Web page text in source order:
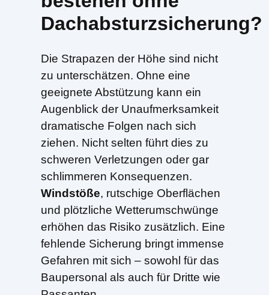
Dachabsturzsicherung?
Die Strapazen der Höhe sind nicht
zu unterschätzen. Ohne eine
geeignete Abstützung kann ein
Augenblick der Unaufmerksamkeit
dramatische Folgen nach sich
ziehen. Nicht selten führt dies zu
schweren Verletzungen oder gar
schlimmeren Konsequenzen.
Windstöße, rutschige Oberflächen
und plötzliche Wetterumschwünge
erhöhen das Risiko zusätzlich. Eine
fehlende Sicherung bringt immense
Gefahren mit sich – sowohl für das
Baupersonal als auch für Dritte wie